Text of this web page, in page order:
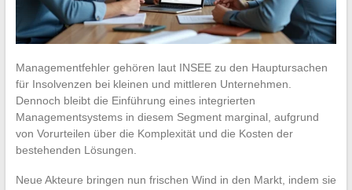
Managementfehler gehören laut INSEE zu den Hauptursachen
für Insolvenzen bei kleinen und mittleren Unternehmen.
Dennoch bleibt die Einführung eines integrierten
Managementsystems in diesem Segment marginal, aufgrund
von Vorurteilen über die Komplexität und die Kosten der
bestehenden Lösungen.
Neue Akteure bringen nun frischen Wind in den Markt, indem sie